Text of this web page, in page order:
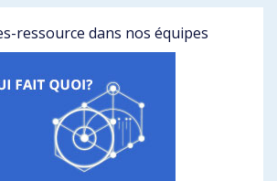
ressource dans nos équipes